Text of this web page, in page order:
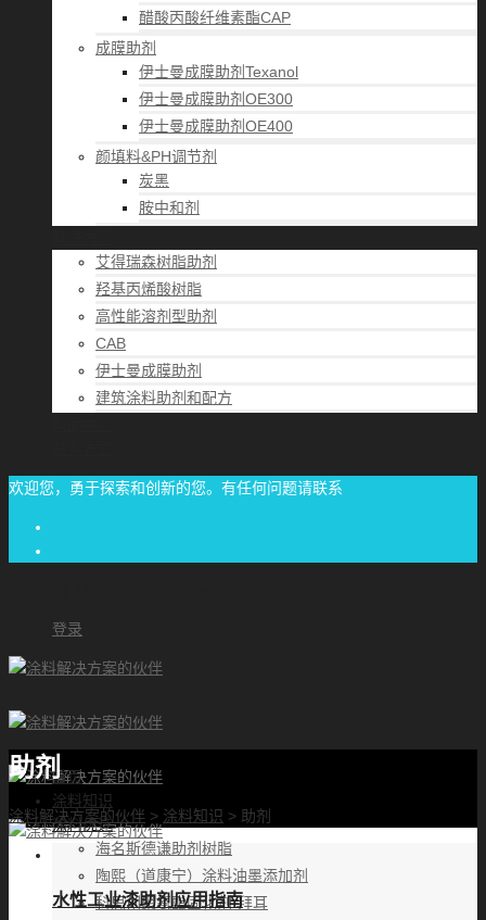
醋酸丙酸纤维素酯CAP
成膜助剂
伊士曼成膜助剂Texanol
伊士曼成膜助剂OE300
伊士曼成膜助剂OE400
颜填料&PH调节剂
炭黑
胺中和剂
艾得瑞森树脂助剂
羟基丙烯酸树脂
高性能溶剂型助剂
CAB
伊士曼成膜助剂
建筑涂料助剂和配方
欢迎您，勇于探索和创新的您。有任何问题请联系
登录
首页
涂料知识
涂料优选
海名斯德谦助剂树脂
陶熙（道康宁）涂料油墨添加剂
科思创聚氨酯固化剂-拜耳
助剂
涂料解决方案的伙伴 > 涂料知识 > 助剂
水性工业漆助剂应用指南